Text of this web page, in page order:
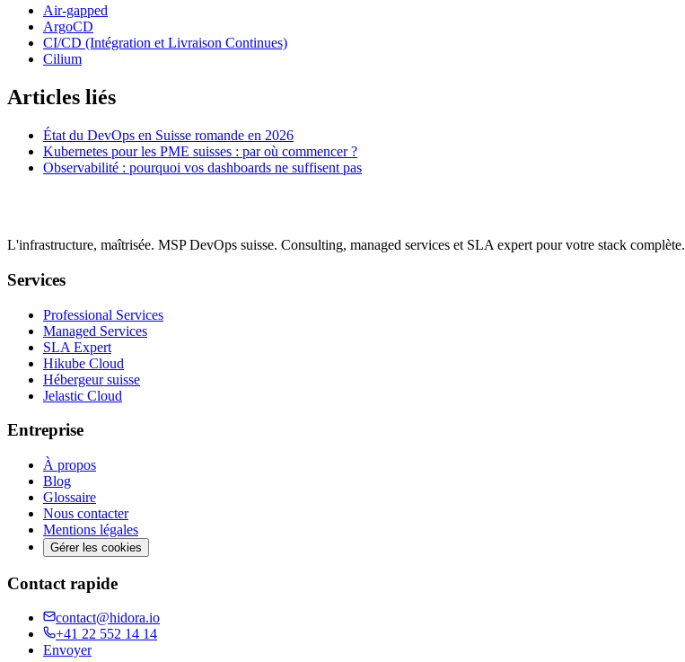
Air-gapped
ArgoCD
CI/CD (Intégration et Livraison Continues)
Cilium
Articles liés
État du DevOps en Suisse romande en 2026
Kubernetes pour les PME suisses : par où commencer ?
Observabilité : pourquoi vos dashboards ne suffisent pas
L'infrastructure, maîtrisée. MSP DevOps suisse. Consulting, managed services et SLA expert pour votre stack complète.
Services
Professional Services
Managed Services
SLA Expert
Hikube Cloud
Hébergeur suisse
Jelastic Cloud
Entreprise
À propos
Blog
Glossaire
Nous contacter
Mentions légales
Gérer les cookies
Contact rapide
contact@hidora.io
+41 22 552 14 14
Envoyer